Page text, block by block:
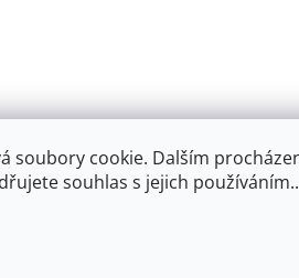
soubory cookie. Dalším
souhlas s jejich